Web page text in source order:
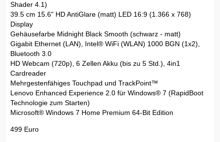
Shader 4.1)
39.5 cm 15.6" HD AntiGlare (matt) LED 16:9 (1.366 x 768)
Display
Gehäusefarbe Midnight Black Smooth (schwarz - matt)
Gigabit Ethernet (LAN), Intel® WiFi (WLAN) 1000 BGN (1x2),
Bluetooth 3.0
HD Webcam (720p), 6 Zellen Akku (bis zu 5 Std.), 4in1
Cardreader
Mehrgestenfähiges Touchpad und TrackPoint™
Lenovo Enhanced Experience 2.0 für Windows® 7 (RapidBoot
Technologie zum Starten)
Microsoft® Windows 7 Home Premium 64-Bit Edition
499 Euro